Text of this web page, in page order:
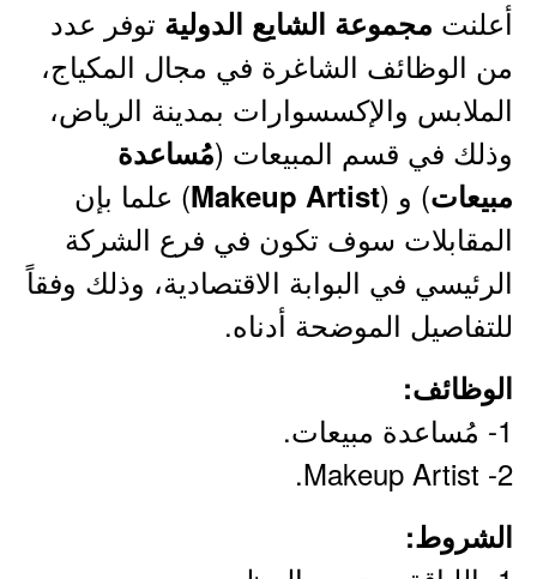
أعلنت مجموعة الشايع الدولية توفر عدد
من الوظائف الشاغرة في مجال المكياج،
الملابس والإكسسوارات بمدينة الرياض،
وذلك في قسم المبيعات (مُساعدة
مبيعات) و (Makeup Artist) علما بإن
المقابلات سوف تكون في فرع الشركة
الرئيسي في البوابة الاقتصادية، وذلك وفقاً
للتفاصيل الموضحة أدناه.
الوظائف:
1- مُساعدة مبيعات.
2- Makeup Artist.
الشروط: